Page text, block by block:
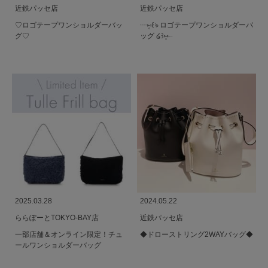
近鉄パッセ店
♡ロゴテープワンショルダーバッ
グ♡
近鉄パッセ店
┈⑅̥꒰ঌ ロゴテープワンショルダーバ
ッグ ໒꒱⑅̥┈
2025.03.28
ららぽーとTOKYO-BAY店
一部店舗＆オンライン限定！チュ
ールワンショルダーバッグ
2024.05.22
近鉄パッセ店
◆ドローストリング2WAYバッグ◆